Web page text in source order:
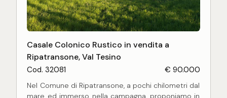
Casale Colonico Rustico in vendita a
Ripatransone, Val Tesino
Cod. 32081 € 90.000
Nel Comune di Ripatransone, a pochi chilometri dal
mare ed immerso nella campagna, proponiamo in